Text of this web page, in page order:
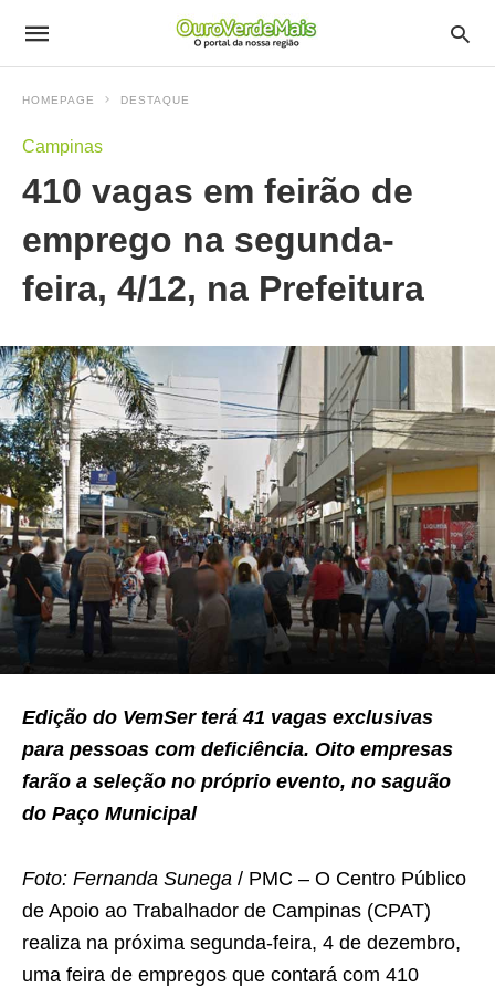
HOMEPAGE DESTAQUE
Campinas
410 vagas em feirão de
emprego na segunda-
feira, 4/12, na Prefeitura
Edição do VemSer terá 41 vagas exclusivas
para pessoas com deficiência. Oito empresas
farão a seleção no próprio evento, no saguão
do Paço Municipal
Foto: Fernanda Sunega / PMC – O Centro Público
de Apoio ao Trabalhador de Campinas (CPAT)
realiza na próxima segunda-feira, 4 de dezembro,
uma feira de empregos que contará com 410